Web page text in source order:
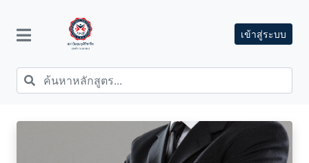
เข้าสู่ระบบ